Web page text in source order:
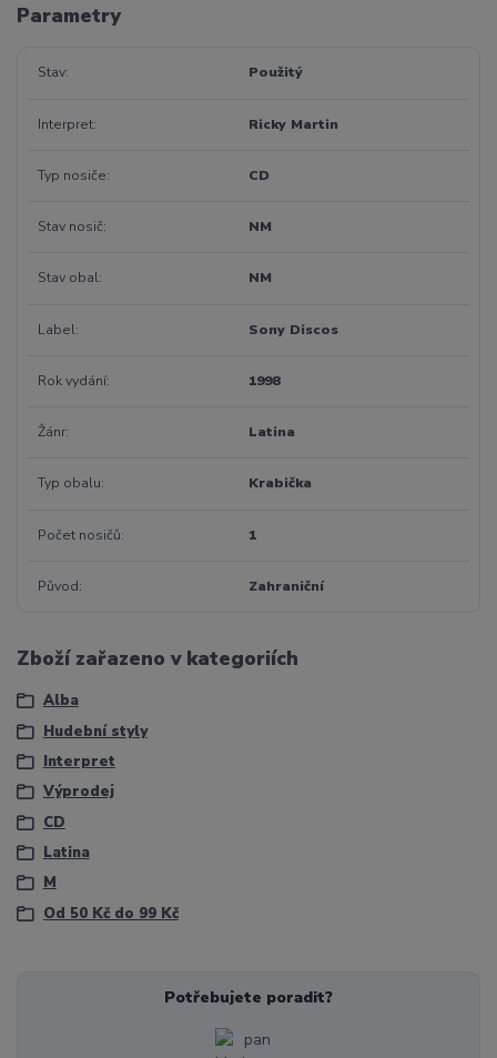
Parametry
Stav Použitý
Interpret Ricky Martin
Typ nosiče CD
Stav nosič NM
Stav obal NM
Label Sony Discos
Rok vydání 1998
Žánr Latina
Typ obalu Krabička
Počet nosičů 1
Původ Zahraniční
Zboží zařazeno v kategoriích
Alba
Hudební styly
Interpret
Výprodej
CD
Latina
M
Od 50 Kč do 99 Kč
Potřebujete poradit?